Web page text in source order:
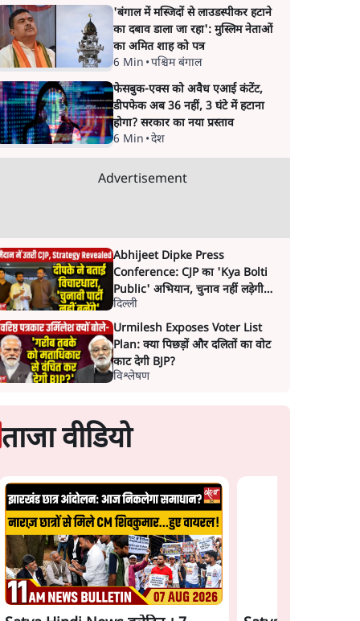
'बंगाल में मस्जिदों से लाउडस्पीकर हटाने
का दबाव डाला जा रहा': मुस्लिम नेताओं
का अमित शाह को पत्र
6 Min •पश्चिम बंगाल
फेसबुक-एक्स को अवैध एआई कंटेंट,
डीपफेक अब 36 नहीं, 3 घंटे में हटाना
होगा? सरकार का नया प्रस्ताव
6 Min •देश
Advertisement
Abhijeet Dipke Press
Conference: CJP का 'Kya Bolti
Public' अभियान, चुनाव नहीं लड़ेगी
CJP!
दिल्ली
Urmilesh Exposes Voter List
Plan: क्या पिछड़ों और दलितों का वोट
काट देगी BJP?
विश्लेषण
ताजा वीडियो